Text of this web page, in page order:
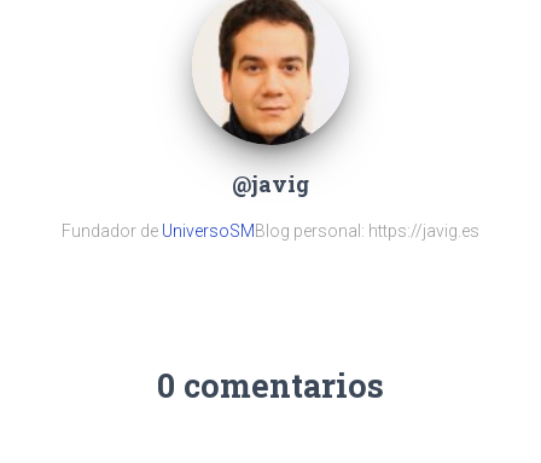
@javig
Fundador de UniversoSMBlog personal: https://javig.es
0 comentarios